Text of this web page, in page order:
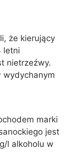
że kierujący
letni
nietrzeźwy.
wydychanym
marki
jest
l alkoholu w